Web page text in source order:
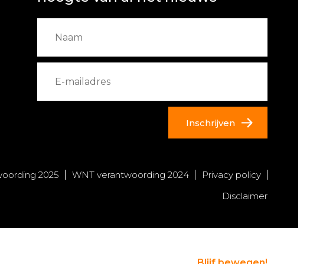
Inschrijven
2025 WNT verantwoording 2024
Privacy policy
Disclaimer